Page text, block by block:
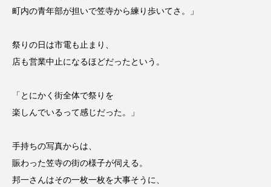
町内の青年部が担いで笠寺から練り歩いてさ。」
祭りの日は市電も止まり、
店も営業中止になるほどだったという。
「とにかく街全体で祭りを
楽しんでいるって感じだった。」
手持ちの写真からは、
賑わった笠寺の街の様子が伺える。
邦一さんはその一枚一枚を大事そうに、